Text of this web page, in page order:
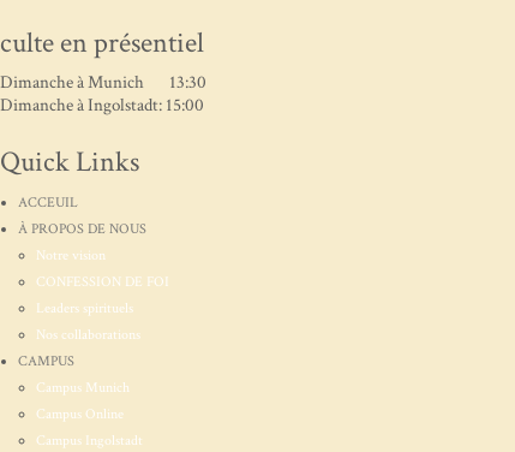
culte en présentiel
Dimanche à Munich 13:30
Dimanche à Ingolstadt: 15:00
Quick Links
ACCEUIL
À PROPOS DE NOUS
Notre vision
CONFESSION DE FOI
Leaders spirituels
Nos collaborations
CAMPUS
Campus Munich
Campus Online
Campus Ingolstadt